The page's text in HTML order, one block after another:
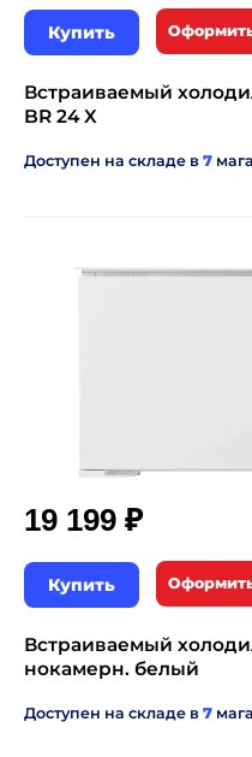
Купить
Встраиваемый
BR 24 X
Доступен на складе в 7
19 199 ₽
Купить
Встраиваемый
нокамерн. белый
Доступен на складе в 7